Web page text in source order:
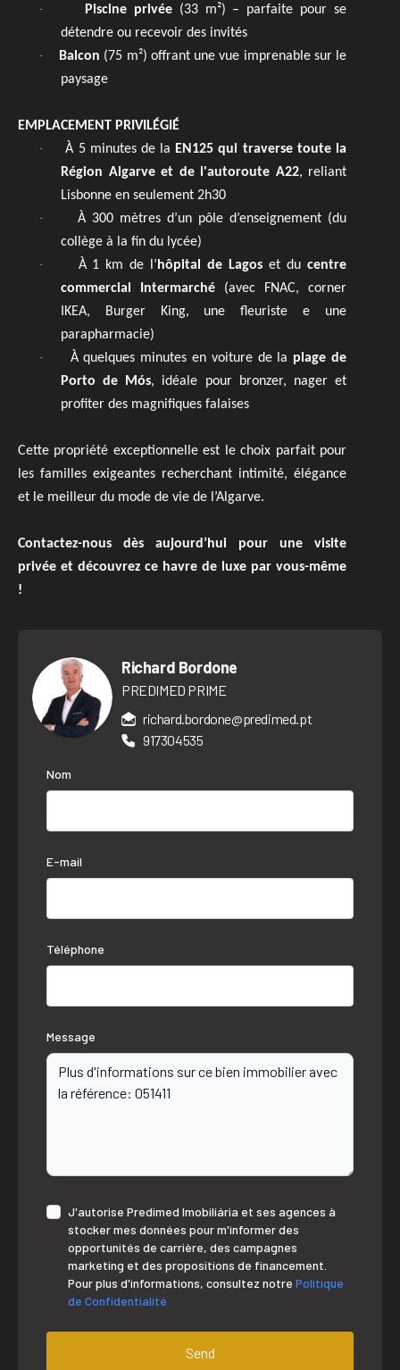
· Piscine privée(33 m²) – parfaite pour se
détendre ou recevoir des invités
· Balcon (75 m²) offrant une vue imprenable sur le
paysage
EMPLACEMENT PRIVILÉGIÉ
· À 5 minutes de la EN125 qui traverse toute la
Région Algarve et de l'autoroute A22, reliant
Lisbonne en seulement 2h30
·
À 300 mètres d’un pôle d’enseignement (du
collège à la fin du lycée)
· À 1 km de l’ hôpital de Lagos et ducentre
commercial Intermarché (avec FNAC, corner
IKEA, Burger King, une fleuriste e une
parapharmacie)
· À quelques minutes en voiture de la plage de
Porto de Mós, idéale pour bronzer, nager et
profiter des magnifiques falaises
Cette propriété exceptionnelle est le choix parfait pour
les familles exigeantes recherchant intimité, élégance
et le meilleur du mode de vie de l’Algarve.
Contactez-nous dès aujourd’hui pour une visite
privée et découvrez ce havre de luxe par vous-même
!
Richard Bordone
PREDIMED PRIME
richard.bordone@predimed.pt
917304535
Nom
E-mail
Téléphone
Message
J'autorise Predimed Imobiliária et ses agences à
stocker mes données pour m'informer des
opportunités de carrière, des campagnes
marketing et des propositions de financement.
Pour plus d'informations, consultez notre Politique
de Confidentialité
Send